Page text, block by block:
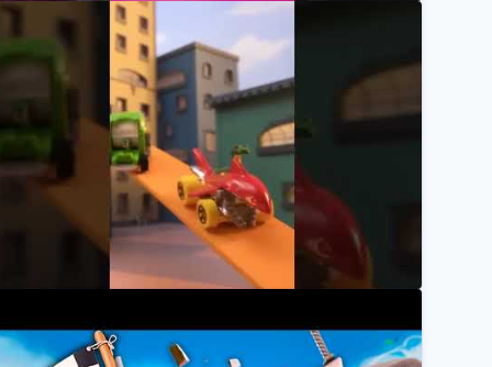
Lernt Die Magische Welt Kennen! | Barbie in
Barbie Deutsch